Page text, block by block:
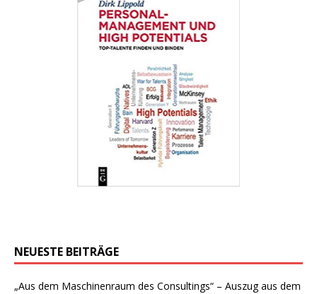
NEUESTE BEITRÄGE
„Aus dem Maschinenraum des Consultings“ – Auszug aus dem